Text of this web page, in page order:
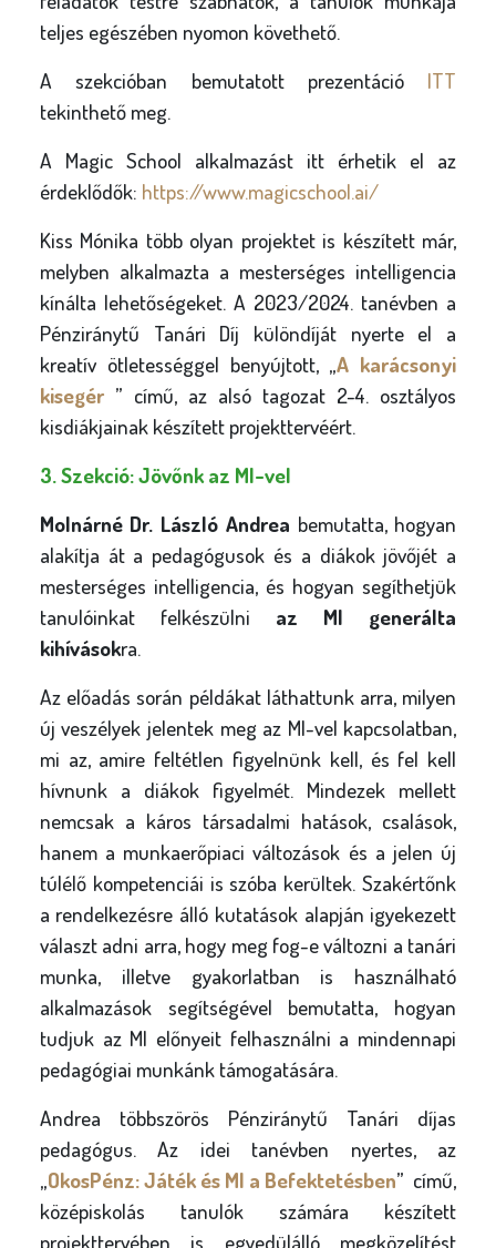
teljes egészében nyomon követhető.
A szekcióban bemutatott prezentáció
ITT
tekinthető meg.
A Magic School alkalmazást itt érhetik el az
érdeklődők: https://www.magicschool.ai/
Kiss Mónika több olyan projektet is készített már,
melyben alkalmazta a mesterséges intelligencia
kínálta lehetőségeket. A 2023/2024. tanévben a
Pénziránytű Tanári Díj különdíját nyerte el a
kreatív ötletességgel benyújtott, „A karácsonyi
kisegér” című, az alsó tagozat 2-4. osztályos
kisdiákjainak készített projekttervéért.
3. Szekció: Jövőnk az MI-vel
Molnárné Dr. László Andrea bemutatta, hogyan
alakítja át a pedagógusok és a diákok jövőjét a
mesterséges intelligencia, és hogyan segíthetjük
tanulóinkat felkészülni az MI generálta
kihívásokra.
Az előadás során példákat láthattunk arra, milyen
új veszélyek jelentek meg az MI-vel kapcsolatban,
mi az, amire feltétlen figyelnünk kell, és fel kell
hívnunk a diákok figyelmét. Mindezek mellett
nemcsak a káros társadalmi hatások, csalások,
hanem a munkaerőpiaci változások és a jelen új
túlélő kompetenciái is szóba kerültek. Szakértőnk
a rendelkezésre álló kutatások alapján igyekezett
választ adni arra, hogy meg fog-e változni a tanári
munka, illetve gyakorlatban is használható
alkalmazások segítségével bemutatta, hogyan
tudjuk az MI előnyeit felhasználni a mindennapi
pedagógiai munkánk támogatására.
Andrea többszörös Pénziránytű Tanári díjas
pedagógus. Az idei tanévben nyertes, az
„OkosPénz: Játék és MI a Befektetésben” című,
középiskolás tanulók számára készített
projekttervében is egyedülálló megközelítést